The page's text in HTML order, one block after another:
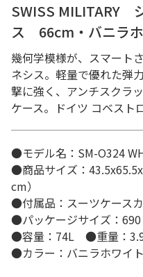
SWISS MILITARY
ス 66cm・バニラ
幾何学模様が、スマート
ネシス。軽量で優れた弾
撃に強く、アンチスクラ
ケース。ドイツ コベスト
●モデル名：SM-O324
●商品サイズ：
cm）
●付属品：スーツケース
●パッケージサイズ：
●容量：74L ●重量：
●カラー：バニラホワ